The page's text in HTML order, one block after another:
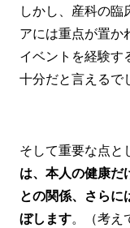
しかし、産科の
アには重点が置か
イベントを経験す
十分だと言えるで
そして重要な点と
は、本人の健康だ
との関係、さらに
ぼします。（考え